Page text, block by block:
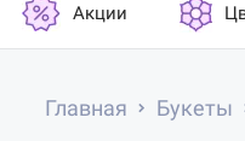
Акции
Главная Букеты